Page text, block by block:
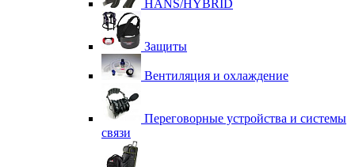
HANS/HYBRID
Защиты
Вентиляция и охлаждение
Переговорные устройства и системы
связи